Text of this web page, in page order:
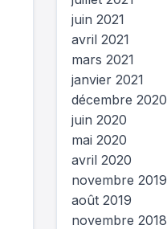
juin 2021
avril 2021
mars 2021
janvier 2021
décembre 2020
juin 2020
mai 2020
avril 2020
novembre 2019
août 2019
novembre 2018